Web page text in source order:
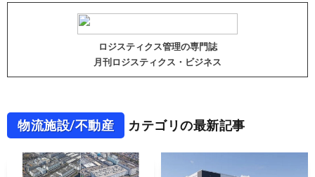
ロジスティクス管理の専門誌
月刊ロジスティクス・ビジネス
物流施設/不動産 カテゴリの最新記事